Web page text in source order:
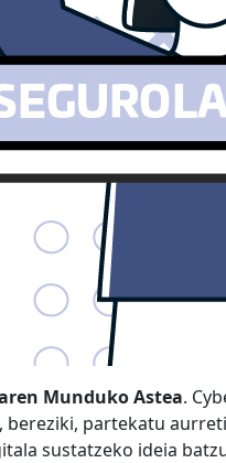
Munduko Astea.
partekatu
sustatzeko ideia